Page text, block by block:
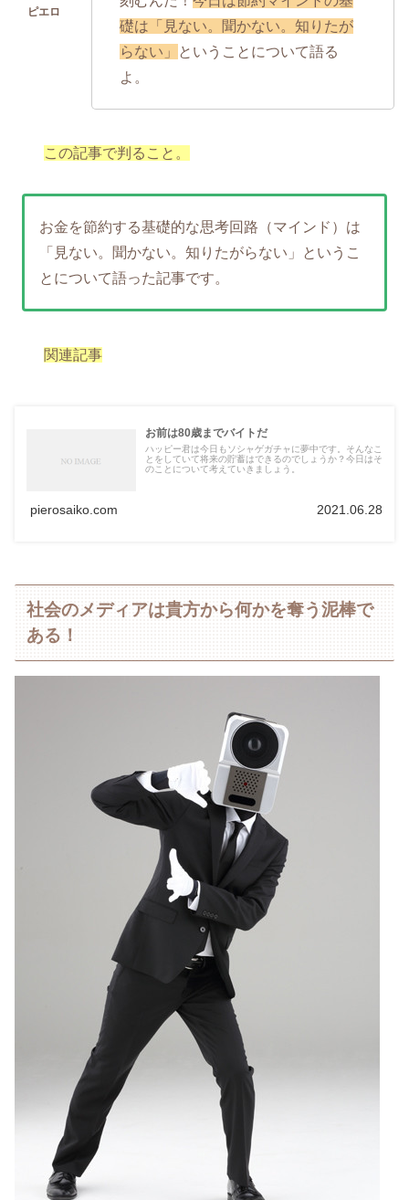
礎は「見ない。聞かない。知りたが
らない」
ということについて語る
よ。
この記事で判ること。
お金を節約する基礎的な思考回路（マインド）は
「見ない。聞かない。知りたがらない」というこ
とについて語った記事です。
関連記事
お前は80歳までバイトだ
ハッピー君は今日もソシャゲガチャに夢中です。そんなこ
とをしていて将来の貯蓄はできるのでしょうか？今日はそ
のことについて考えていきましょう。
pierosaiko.com 2021.06.28
社会のメディアは貴方から何かを奪う泥棒で
ある！